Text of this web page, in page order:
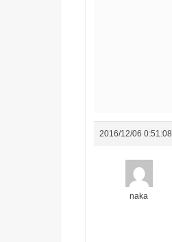
2016/12/06 0:51:08
naka